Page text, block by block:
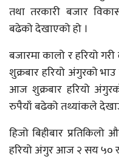
तथा तरकारी बजार
बढेको देखाएको हो ।
बजारमा कालो र हरियो
शुक्रबार हरियो अंगुरको
आज शुक्रबार हरियो
रुपैयाँ बढेको तथ्यांकले
हिजो बिहीबार
हरियो अंगुर आज २ सय ५०